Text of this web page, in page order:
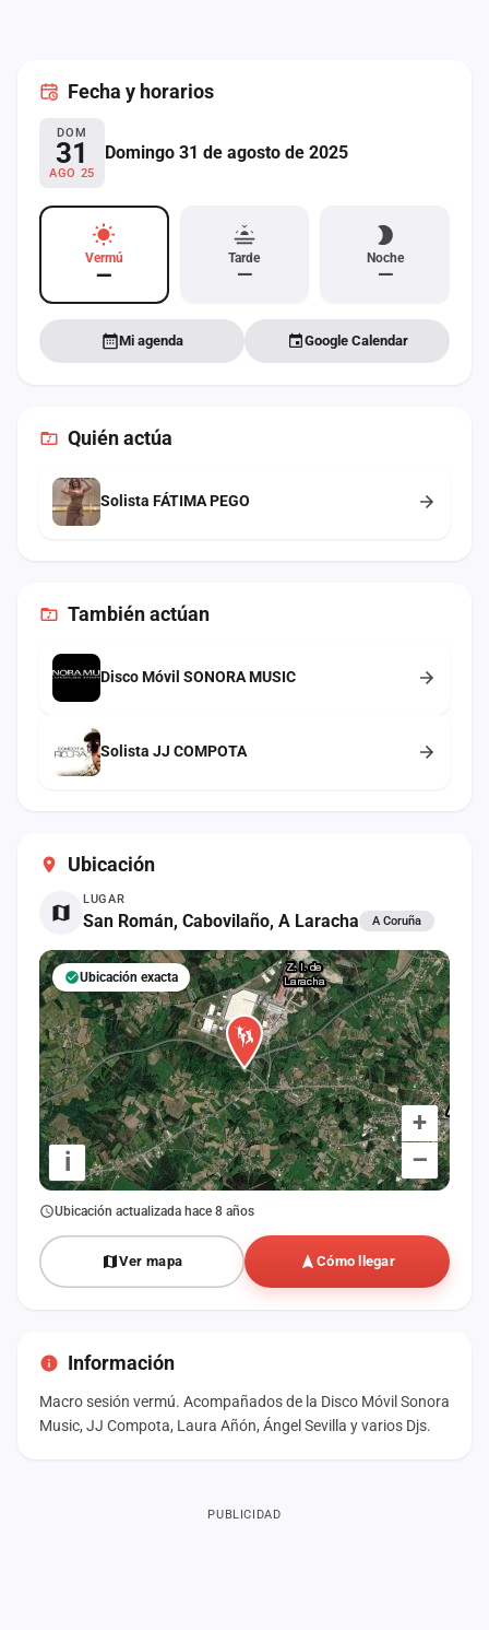
Ubicación
LUGAR
San Román, Cabovilaño, A Laracha A Coruña
+
–
i
Ubicación exacta
Ubicación actualizada hace 8 años
Ver mapa Cómo llegar
Información
Macro sesión vermú. Acompañados de la Disco Móvil Sonora
Music, JJ Compota, Laura Añón, Ángel Sevilla y varios Djs.
Fecha y horarios
DOM
31
AGO 25
Domingo 31 de agosto de 2025
Vermú
—
Tarde
—
Noche
—
Mi agenda Google Calendar
Quién actúa
Solista FÁTIMA PEGO
Tambiénactúan
Disco Móvil SONORA MUSIC
Solista JJ COMPOTA
PUBLICIDAD